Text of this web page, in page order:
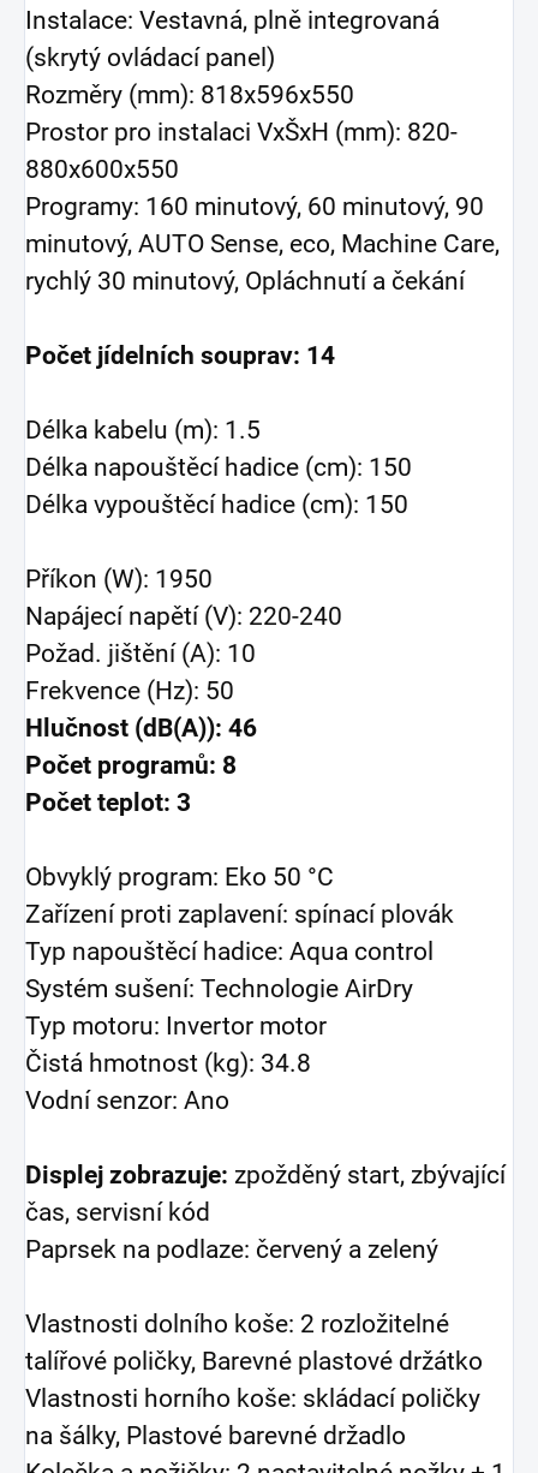
Instalace: Vestavná, plně integrovaná
(skrytý ovládací panel)
Rozměry (mm): 818x596x550
Prostor pro instalaci VxŠxH (mm): 820-
880x600x550
Programy: 160 minutový, 60 minutový, 90
minutový, AUTO Sense, eco, Machine Care,
rychlý 30 minutový, Opláchnutí a čekání
Počet jídelních souprav: 14
Délka kabelu (m): 1.5
Délka napouštěcí hadice (cm): 150
Délka vypouštěcí hadice (cm): 150
Příkon (W): 1950
Napájecí napětí (V): 220-240
Požad. jištění (A): 10
Frekvence (Hz): 50
Hlučnost (dB(A)): 46
Počet programů: 8
Počet teplot: 3
Obvyklý program: Eko 50 °C
Zařízení proti zaplavení: spínací plovák
Typ napouštěcí hadice: Aqua control
Systém sušení: Technologie AirDry
Typ motoru: Invertor motor
Čistá hmotnost (kg): 34.8
Vodní senzor: Ano
Displej zobrazuje: zpožděný start, zbývající
čas, servisní kód
Paprsek na podlaze: červený a zelený
Vlastnosti dolního koše: 2 rozložitelné
talířové poličky, Barevné plastové držátko
Vlastnosti horního koše: skládací poličky
na šálky, Plastové barevné držadlo